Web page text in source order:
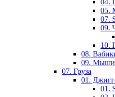
05.
07.
09.
10.
08.
09. Мыши
07. Груза
01.
01.